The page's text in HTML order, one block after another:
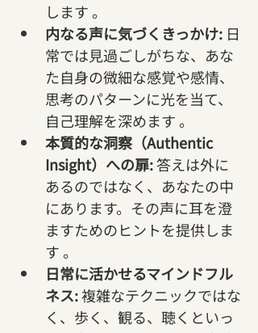
します 。
内なる声に気づくきっかけ: 日
常では見過ごしがちな、あな
た自身の微細な感覚や感情、
思考のパターンに光を当て、
自己理解を深めます 。
本質的な洞察（Authentic
Insight）への扉: 答えは外に
あるのではなく、あなたの中
にあります。その声に耳を澄
ますためのヒントを提供しま
す 。
日常に活かせるマインドフル
ネス: 複雑なテクニックではな
く、歩く、観る、聴くといっ